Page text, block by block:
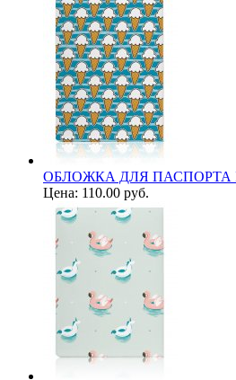
ОБЛОЖКА ДЛЯ ПАСПОРТА
Цена: 110.00 руб.